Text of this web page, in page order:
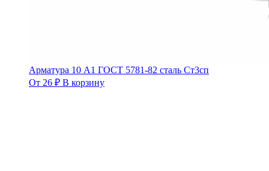
Арматура 10 А1 ГОСТ 5781-82 сталь Ст3сп
От 26 ₽ В корзину